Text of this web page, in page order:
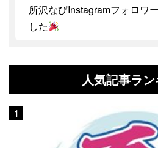
所沢なびInstagramフォロワ
した
人気記事ラ